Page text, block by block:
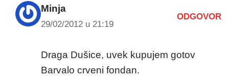
Minja
29/02/2012 u 21:19
ODGOVOR
Draga Dušice, uvek kupujem gotov
Barvalo crveni fondan.